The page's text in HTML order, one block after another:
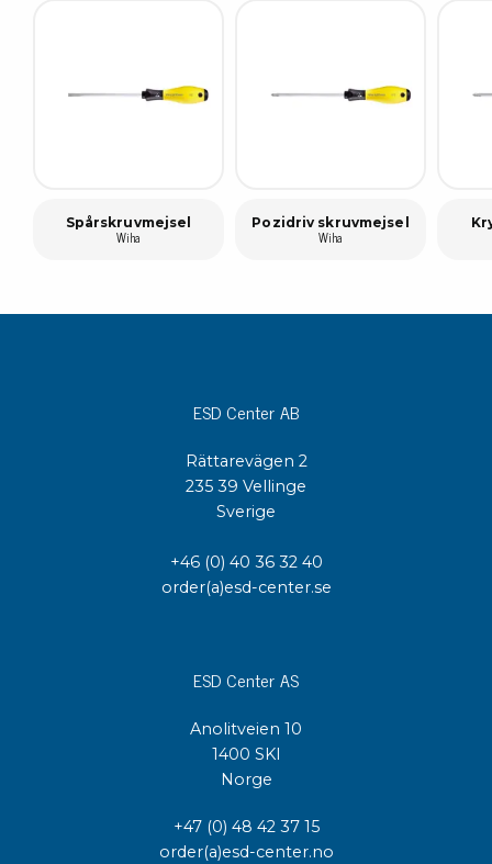
Spårskruvmejsel
Wiha
Pozidriv skruvmejsel
Wiha
ESD Center AB
Rättarevägen 2
235 39 Vellinge
Sverige
+46 (0) 40 36 32 40
order(a)esd-center.se
ESD Center AS
Anolitveien 10
1400 SKI
Norge
+47 (0) 48 42 37 15
order(a)esd-center.no